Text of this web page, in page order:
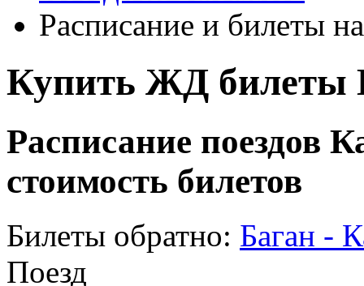
Расписание и билеты
Купить ЖД билеты
Расписание поездов
стоимость билетов
Билеты обратно: Баган -
Поезд